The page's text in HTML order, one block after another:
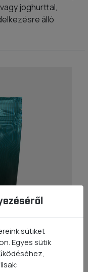
joghurttal,
álló
sütiket
Egyes sütik